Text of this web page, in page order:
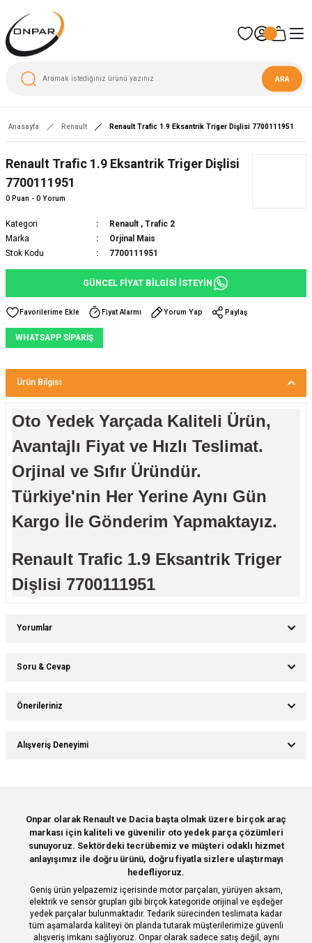
ARA
Anasayfa Renault Renault Trafic 1.9 Eksantrik Triger Dişlisi 7700111951
Renault Trafic 1.9 Eksantrik Triger Dişlisi
7700111951
0 Puan - 0 Yorum
Kategori Renault , Trafic 2
Marka
Orjinal Mais
Stok Kodu
7700111951
GÜNCEL FİYAT BİLGİSİ İSTEYİN
Fiyat Alarmı Yorum Yap Paylaş
WHATSAPP SİPARİŞ
Ürün Bilgisi
Oto Yedek Yarçada Kaliteli Ürün,
Avantajlı Fiyat ve Hızlı Teslimat.
Orjinal ve Sıfır Üründür.
Türkiye'nin Her Yerine Aynı Gün
Kargo İle Gönderim Yapmaktayız.
Renault Trafic 1.9 Eksantrik Triger
Dişlisi 7700111951
Yorumlar
Soru & Cevap
Önerileriniz
Bu ürünün fiyat bilgisi, resim, ürün açıklamalarında ve diğer konularda
yetersiz gördüğünüz noktaları öneri formunu kullanarak tarafımıza
Ürün resmi kalitesiz, bozuk veya görüntülenemiyor.
Ürün açıklamasında eksik bilgiler bulunuyor.
Ürün bilgilerinde hatalar bulunuyor.
Ürün fiyatı diğer sitelerden daha pahalı.
Bu ürüne benzer farklı alternatifler olmalı.
Alışveriş Deneyimi
Deneyimini Paylaş
Onpar olarak Renault ve Dacia başta olmak üzere birçok araç
markası için kaliteli ve güvenilir oto yedek parça çözümleri
sunuyoruz. Sektördeki tecrübemiz ve müşteri odaklı hizmet
anlayışımız ile doğru ürünü, doğru fiyatla sizlere ulaştırmayı
hedefliyoruz.
Geniş ürün yelpazemiz içerisinde motor parçaları, yürüyen aksam,
elektrik ve sensör grupları gibi birçok kategoride orijinal ve eşdeğer
yedek parçalar bulunmaktadır. Tedarik sürecinden teslimata kadar
tüm aşamalarda kaliteyi ön planda tutarak müşterilerimize güvenli
alışveriş imkanı sağlıyoruz. Onpar olarak sadece satış değil, aynı